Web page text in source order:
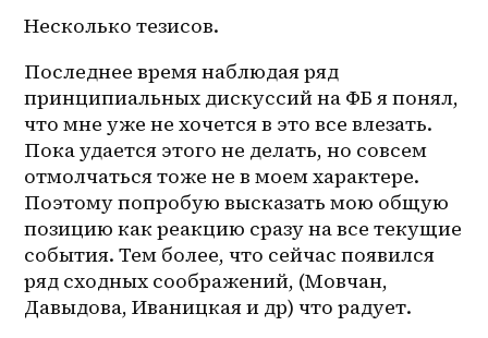
Несколько тезисов.
Последнее время наблюдая ряд
принципиальных дискуссий на ФБ я понял,
что мне уже не хочется в это все влезать.
Пока удается этого не делать, но совсем
отмолчаться тоже не в моем характере.
Поэтому попробую высказать мою общую
позицию как реакцию сразу на все текущие
события. Тем более, что сейчас появился
ряд сходных соображений, (Мовчан,
Давыдова, Иваницкая и др) что радует.